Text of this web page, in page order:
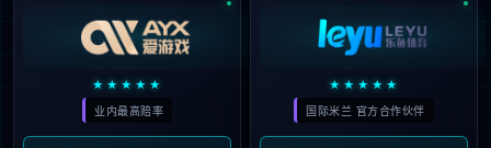
攒好你的荣誉：TBC周年庆
PvP装备价格调整即将到来